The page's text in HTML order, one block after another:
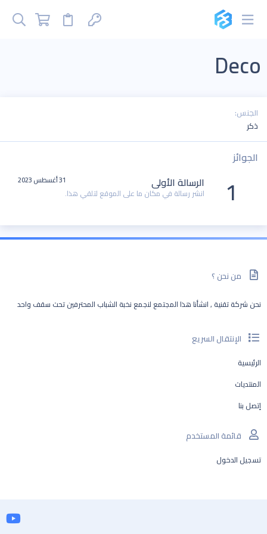
Deco
الجنس
ذكر
الجوائز
1 31 أغسطس 2023 الرسالة الأولى
انشر رسالة في مكان ما على الموقع لتلقي هذا.
من نحن ؟
نحن شركة تقنية , انشأنا هذا المجتمع لنجمع نخبة الشباب المحترفين تحت سقف واحد
الإنتقال السريع
الرئيسية
المنتديات
إتصل بنا
قائمة المستخدم
تسجيل الدخول